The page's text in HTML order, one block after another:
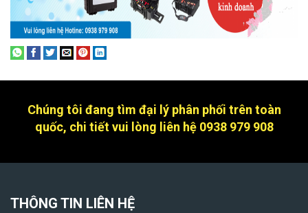
Chúng tôi đang tìm đại lý phân phối trên toàn
quốc, chi tiết vui lòng liên hệ 0938 979 908
THÔNG TIN LIÊN HỆ